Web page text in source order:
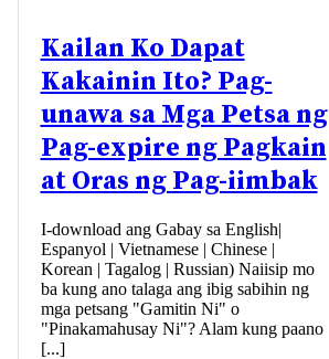
Kailan Ko Dapat
Kakainin Ito? Pag-
unawa sa Mga Petsa ng
Pag-expire ng Pagkain
at Oras ng Pag-iimbak
I-download ang Gabay sa English|
Espanyol | Vietnamese | Chinese |
Korean | Tagalog | Russian) Naiisip mo
ba kung ano talaga ang ibig sabihin ng
mga petsang "Gamitin Ni" o
"Pinakamahusay Ni"? Alam kung paano
[...]